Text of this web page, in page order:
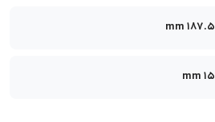
187.5 mm
15 mm